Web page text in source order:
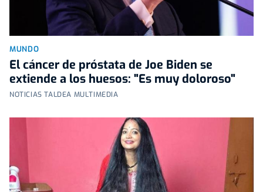
MUNDO
El cáncer de próstata de Joe Biden se
extiende a los huesos: "Es muy doloroso"
NOTICIAS TALDEA MULTIMEDIA